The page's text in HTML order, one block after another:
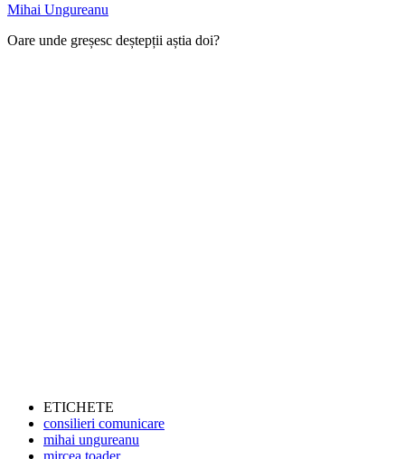
Mihai Ungureanu
Oare unde greșesc deștepții aștia doi?
ETICHETE
consilieri comunicare
mihai ungureanu
mircea toader